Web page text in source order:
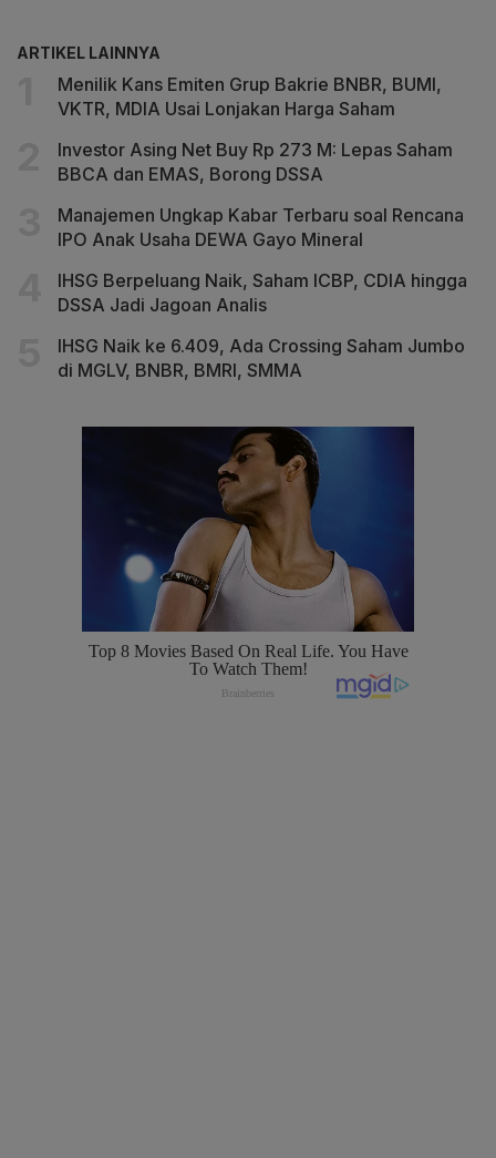
ARTIKEL LAINNYA
Menilik Kans Emiten Grup Bakrie BNBR, BUMI,
VKTR, MDIA Usai Lonjakan Harga Saham
Investor Asing Net Buy Rp 273 M: Lepas Saham
BBCA dan EMAS, Borong DSSA
Manajemen Ungkap Kabar Terbaru soal Rencana
IPO Anak Usaha DEWA Gayo Mineral
IHSG Berpeluang Naik, Saham ICBP, CDIA hingga
DSSA Jadi Jagoan Analis
IHSG Naik ke 6.409, Ada Crossing Saham Jumbo
di MGLV, BNBR, BMRI, SMMA